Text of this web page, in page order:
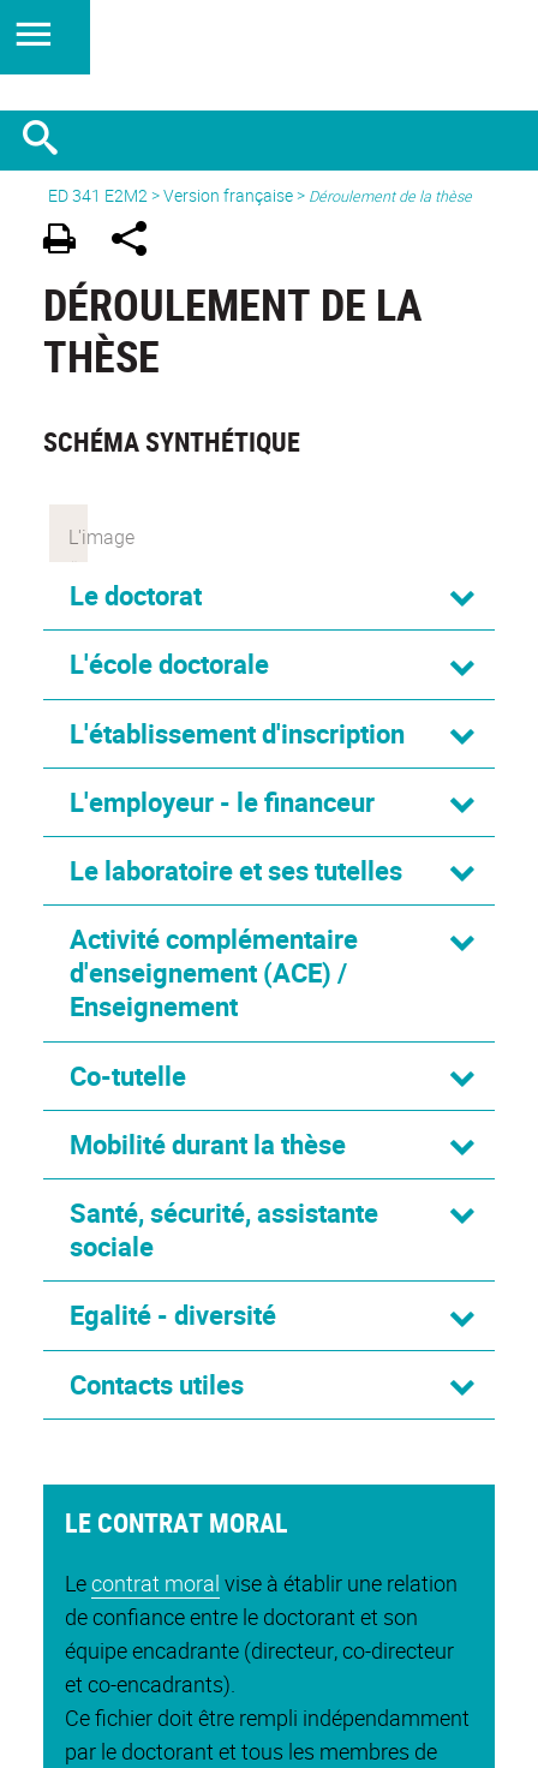
ED 341 E2M2>Version française> Déroulement de la thèse
DÉROULEMENT DE LA
THÈSE
SCHÉMA SYNTHÉTIQUE
Le doctorat
L'école doctorale
L'établissement d'inscription
L'employeur - le financeur
Le laboratoire et ses tutelles
Activité complémentaire
d'enseignement (ACE) /
Enseignement
Co-tutelle
Mobilité durant la thèse
Santé, sécurité, assistante
sociale
Egalité - diversité
Contacts utiles
LE CONTRAT MORAL
Lecontrat moral vise à établir une relation
de confiance entre le doctorant et son
équipe encadrante (directeur, co-directeur
et co-encadrants).
Ce fichier doit être rempli indépendamment
par le doctorant et tous les membres de